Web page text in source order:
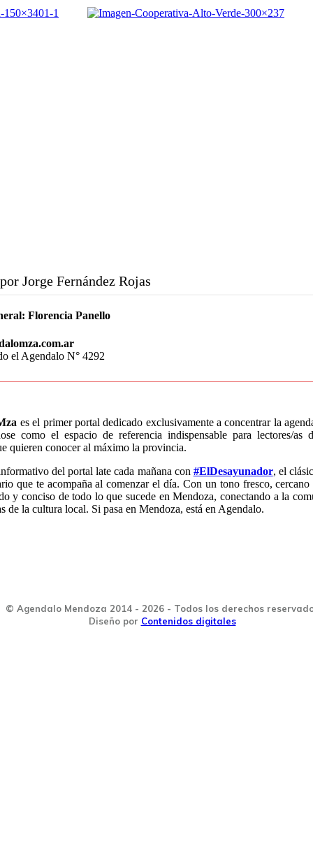
Jorge Fernández Rojas
Florencia Panello
el Agendalo N° 4292
es el primer portal dedicado exclusivamente a concentrar la
como el espacio de referencia indispensable para lectores/as
quieren conocer al máximo la provincia.
del portal late cada mañana con #ElDesayunador, el
que te acompaña al comenzar el día. Con un tono fresco,
y conciso de todo lo que sucede en Mendoza, conectando a la
de la cultura local. Si pasa en Mendoza, está en Agendalo.
© Agendalo Mendoza 2014 - 2026 - Todos los derechos
Diseño por Contenidos digitales